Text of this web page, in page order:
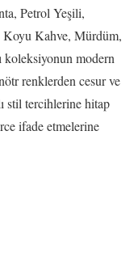
Petrol Yeşili,
Kahve, Mürdüm,
koleksiyonun modern
renklerden cesur ve
stil tercihlerine hitap
ifade etmelerine